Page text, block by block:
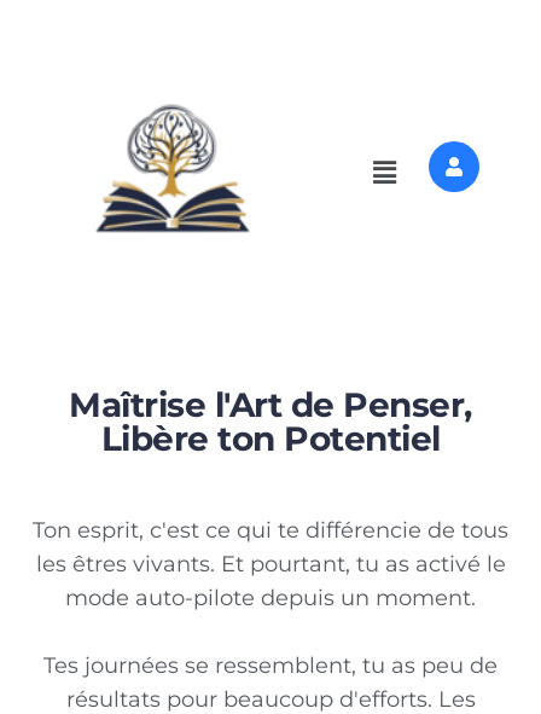
Maîtrise l'Art de Penser,
Libère ton Potentiel
Ton esprit, c'est ce qui te différencie de tous
les êtres vivants. Et pourtant, tu as activé le
mode auto-pilote depuis un moment.
Tes journées se ressemblent, tu as peu de
résultats pour beaucoup d'efforts. Les